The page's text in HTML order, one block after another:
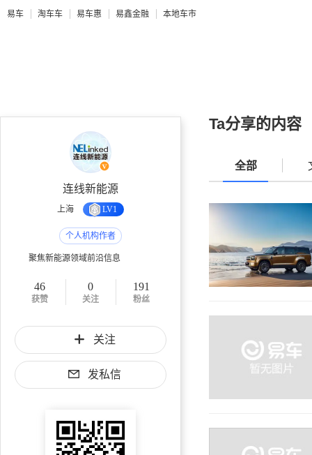
易车 淘车车 易车惠 易鑫金融 本地车市
连线新能源
上海 LV1
个人机构作者
聚焦新能源领域前沿信息
46
获赞
0
关注
191
粉丝
关注
发私信
Ta分享的内容
全部